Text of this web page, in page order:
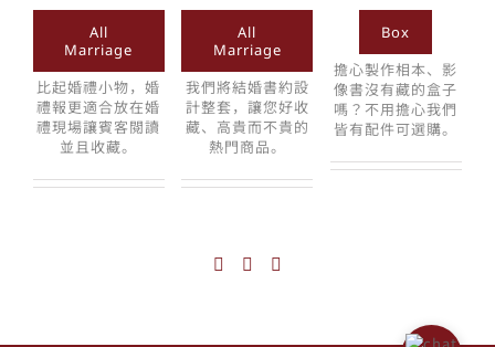
All
Marriage
比起婚禮小物，婚
禮報更適合放在婚
禮現場讓賓客閱讀
並且收藏。
All
Marriage
我們將結婚書約設
計整套，讓您好收
藏、高貴而不貴的
熱門商品。
Box
擔心製作相本、影
像書沒有藏的盒子
嗎？不用擔心我們
皆有配件可選購。